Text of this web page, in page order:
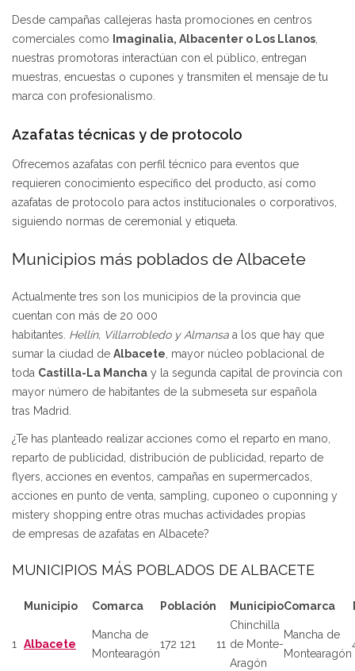
Desde campañas callejeras hasta promociones en centros
comerciales como
Imaginalia, Albacenter o Los Llanos
nuestras promotoras interactúan con el público, entregan
muestras, encuestas o cupones y transmiten el mensaje de tu
marca con profesionalismo.
Azafatas técnicas y de protocolo
Ofrecemos azafatas con perfil técnico para eventos que
requieren conocimiento específico del producto, así como
azafatas de protocolo para actos institucionales o corporativos,
siguiendo normas de ceremonial y etiqueta.
Municipios más poblados de Albacete
Actualmente tres son los municipios de la provincia que
cuentan con más de 20 000
habitantes. Hellín, Villarrobledo y Almansa a los que hay que
sumar la ciudad de Albacete , mayor núcleo poblacional de
toda Castilla-La Mancha y la segunda capital de provincia con
mayor número de habitantes de la submeseta sur española
tras Madrid.
¿Te has planteado realizar acciones como el reparto en mano,
reparto de publicidad, distribución de publicidad, reparto de
flyers, acciones en eventos, campañas en supermercados,
acciones en punto de venta, sampling, cuponeo o cuponning y
mistery shopping entre otras muchas actividades propias
de empresas de azafatas en Albacete?
MUNICIPIOS MÁS POBLADOS DE ALBACETE
Municipio Comarca Población MunicipioComarca
1 Albacete
Mancha de
Montearagón
172 121 11
Chinchilla
de Monte-
Aragón
Mancha de
Montearagón